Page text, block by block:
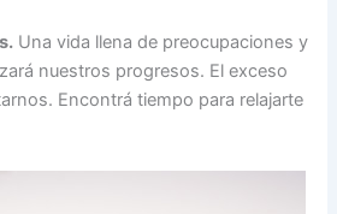
Una vida llena de preocupaciones y
nuestros progresos. El exceso
Encontrá tiempo para relajarte